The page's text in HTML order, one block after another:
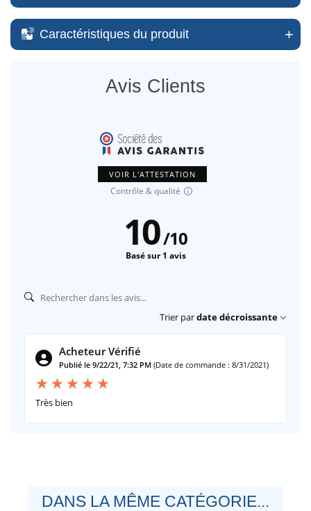
Caractéristiques du produit
Avis Clients
VOIR L'ATTESTATION
Contrôle & qualité
10/10
Basé sur 1 avis
Trier pardate décroissante
Acheteur Vérifié
Publié le 9/22/21, 7:32 PM (Date de commande : 8/31/2021)
Très bien
DANS LA MÊME CATÉGORIE...